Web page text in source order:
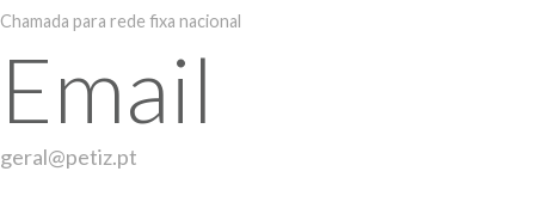
Chamada para rede fixa nacional
Email
geral@petiz.pt